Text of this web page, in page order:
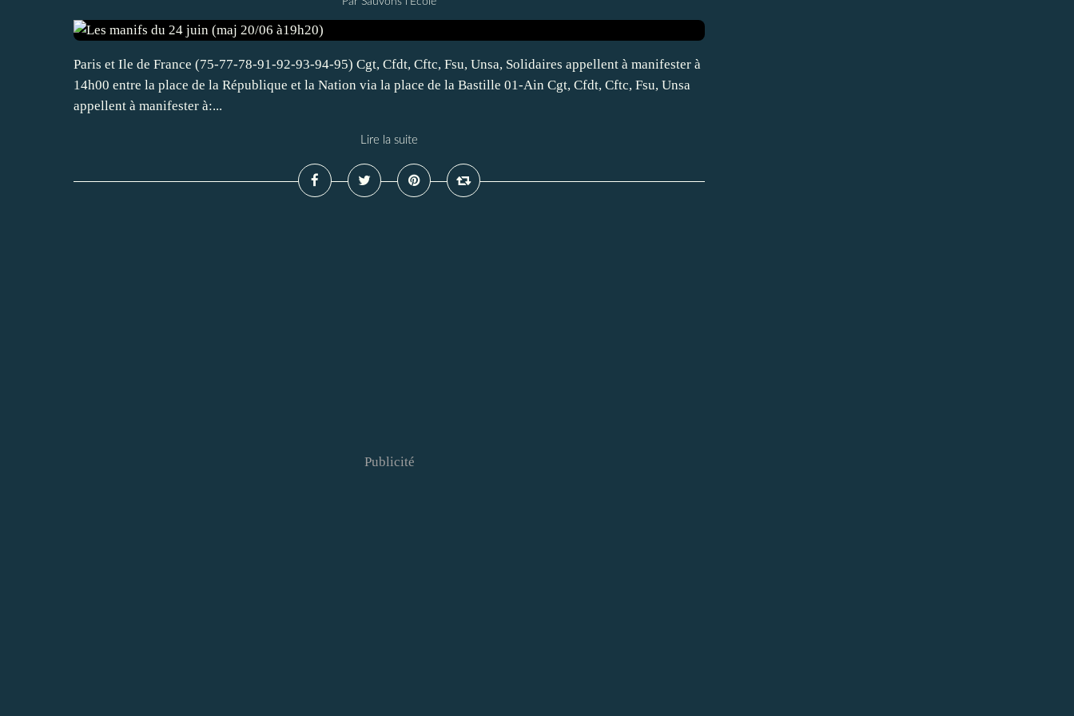
Paris et Ile de France (75-77-78-91-92-93-94-95) Cgt, Cfdt, Cftc, Fsu, Unsa, Solidaires appellent à manifester à
14h00 entre la place de la République et la Nation via la place de la Bastille 01-Ain Cgt, Cfdt, Cftc, Fsu, Unsa
appellent à manifester à:...
Lire la suite
Publicité